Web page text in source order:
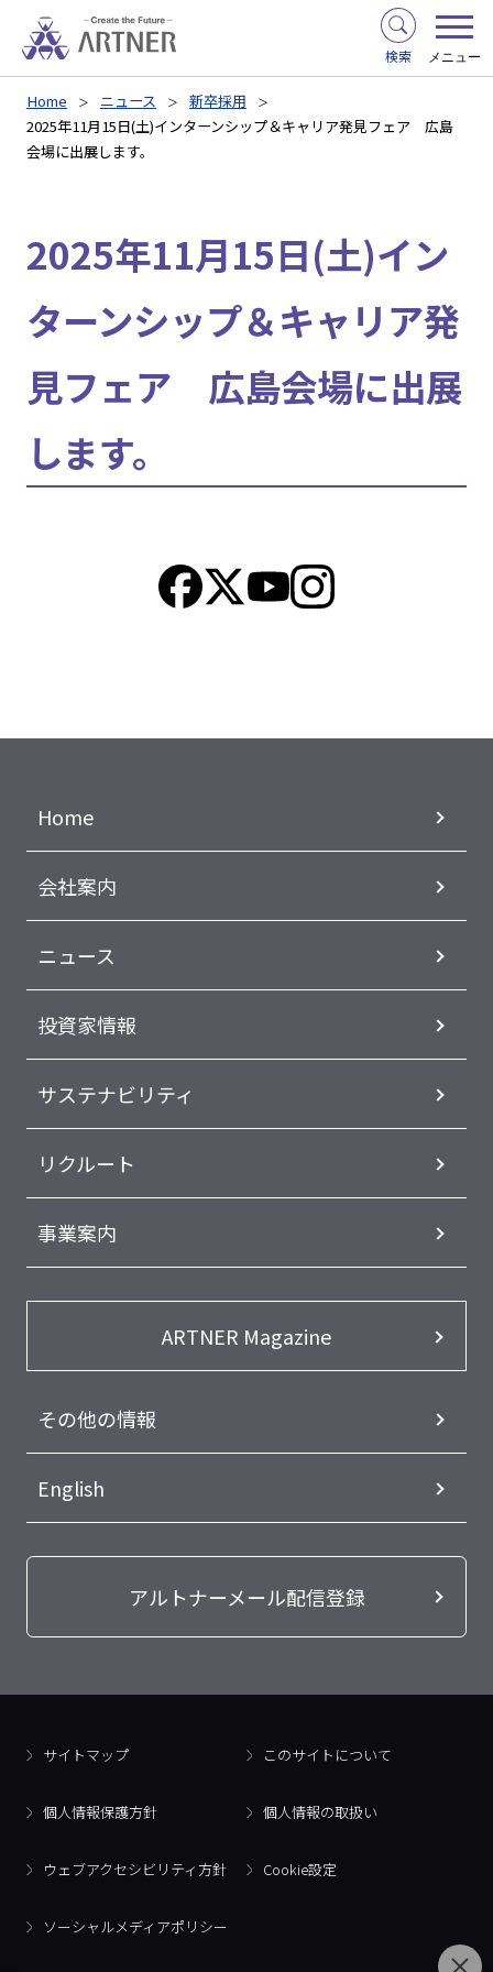
検索 メニュー
Home ニュース
新卒採用
2025年11月15日(土)インターンシップ＆キャリア発見フェア 広島
会場に出展します。
2025年11月15日(土)イン
ターンシップ＆キャリア発
見フェア 広島会場に出展
します。
Home
会社案内
ニュース
投資家情報
サステナビリティ
リクルート
事業案内
ARTNER Magazine
その他の情報
English
アルトナーメール配信登録
サイトマップ このサイトについて
個人情報保護方針 個人情報の取扱い
ウェブアクセシビリティ方針 Cookie設定
ソーシャルメディアポリシー